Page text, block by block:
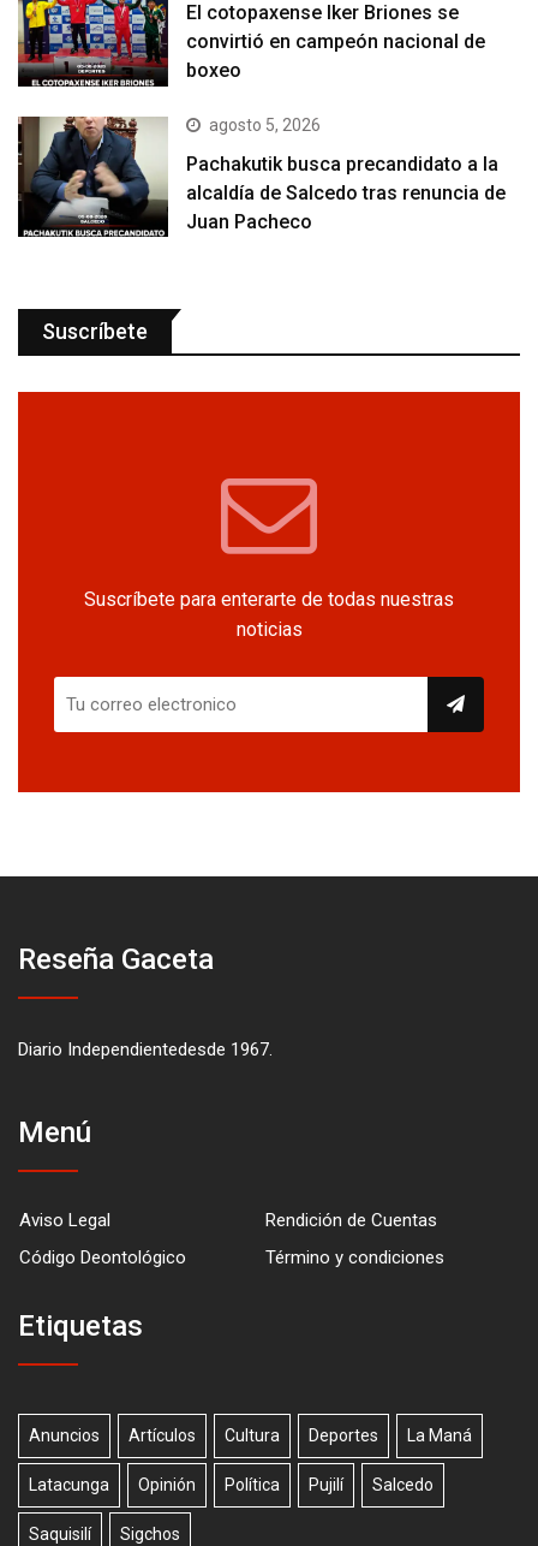
El cotopaxense Iker Briones se
convirtió en campeón nacional de
boxeo
agosto 5, 2026
Pachakutik busca precandidato a la
alcaldía de Salcedo tras renuncia de
Juan Pacheco
Suscríbete
Suscríbete para enterarte de todas nuestras
noticias
Reseña Gaceta
Diario Independientedesde 1967.
Menú
Aviso Legal
Rendición de Cuentas
Código Deontológico
Término y condiciones
Etiquetas
Anuncios Artículos Cultura Deportes La Maná
Latacunga Opinión Política Pujilí Salcedo
Saquisilí Sigchos